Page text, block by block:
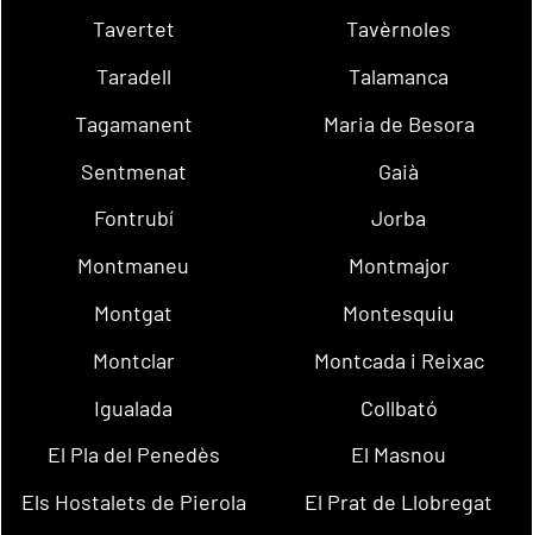
Tavertet
Tavèrnoles
Taradell
Talamanca
Tagamanent
Maria de Besora
Sentmenat
Gaià
Fontrubí
Jorba
Montmaneu
Montmajor
Montgat
Montesquiu
Montclar
Montcada i Reixac
Igualada
Collbató
El Pla del Penedès
El Masnou
Els Hostalets de Pierola
El Prat de Llobregat